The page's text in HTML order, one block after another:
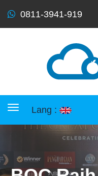
0811-3941-919
Toggle navigation
Lang :